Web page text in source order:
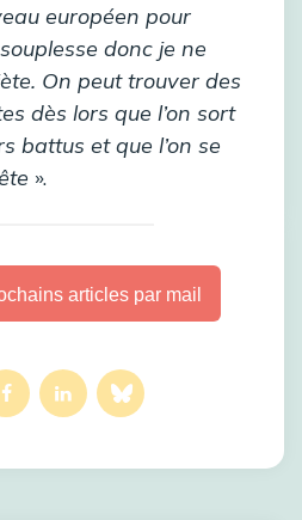
européen pour
donc je ne
On peut trouver des
dès lors que l’on sort
battus et que l’on se
».
articles par mail